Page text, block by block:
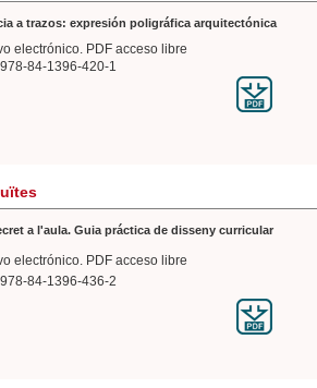
a trazos: expresión poligráfica arquitectónica
electrónico. PDF acceso libre
84-1396-420-1
a l'aula. Guia práctica de disseny curricular
electrónico. PDF acceso libre
84-1396-436-2